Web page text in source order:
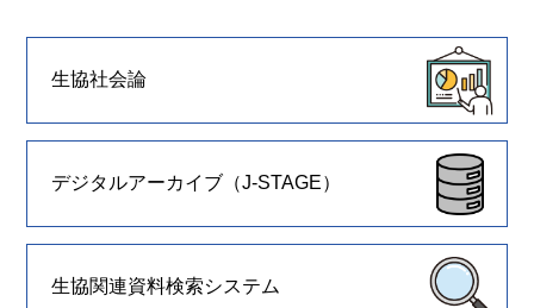
生協社会論
デジタルアーカイブ（J-STAGE）
生協関連資料検索システム